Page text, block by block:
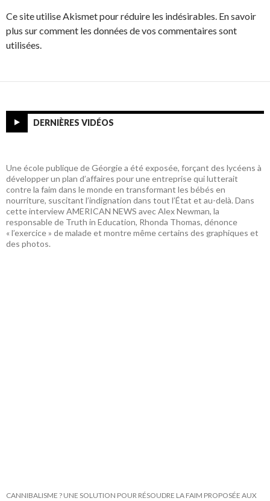
Ce site utilise Akismet pour réduire les indésirables. En savoir
plus sur comment les données de vos commentaires sont
utilisées.
DERNIÈRES VIDÉOS
Une école publique de Géorgie a été exposée, forçant des lycéens à
développer un plan d’affaires pour une entreprise qui lutterait
contre la faim dans le monde en transformant les bébés en
nourriture, suscitant l’indignation dans tout l’État et au-delà. Dans
cette interview AMERICAN NEWS avec Alex Newman, la
responsable de Truth in Education, Rhonda Thomas, dénonce
« l’exercice » de malade et montre même certains des graphiques et
des photos.
CANNIBALISME ? UNE SOLUTION POUR RÉSOUDRE LA FAIM PROPOSÉE AUX